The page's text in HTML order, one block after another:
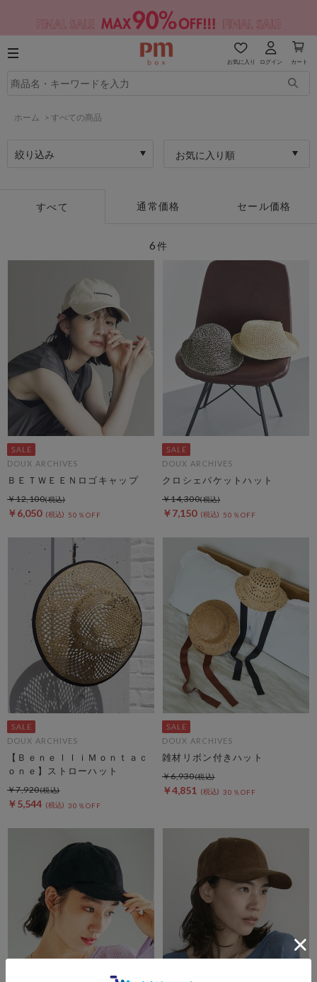
お気に入り ログイン カート
ホーム > すべての商品
絞り込み お気に入り順
すべて 通常価格 セール価格
6件
DOUX ARCHIVES
ＢＥＴＷＥＥＮロゴキャップ
￥6,050 50％OFF
￥12,100
DOUX ARCHIVES
クロシェバケットハット
￥7,150 50％OFF
￥14,300
DOUX ARCHIVES
【ＢｅｎｅｌｌｉＭｏｎｔａｃ
ｏｎｅ】ストローハット
￥5,544 30％OFF
￥7,920
DOUX ARCHIVES
雑材リボン付きハット
￥4,851 30％OFF
￥6,930